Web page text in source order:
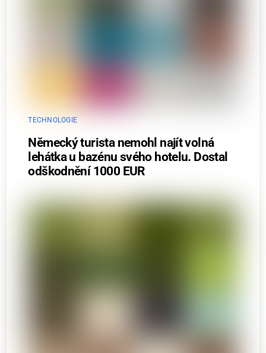
TECHNOLOGIE
Německý turista nemohl najít volná
lehátka u bazénu svého hotelu. Dostal
odškodnění 1000 EUR